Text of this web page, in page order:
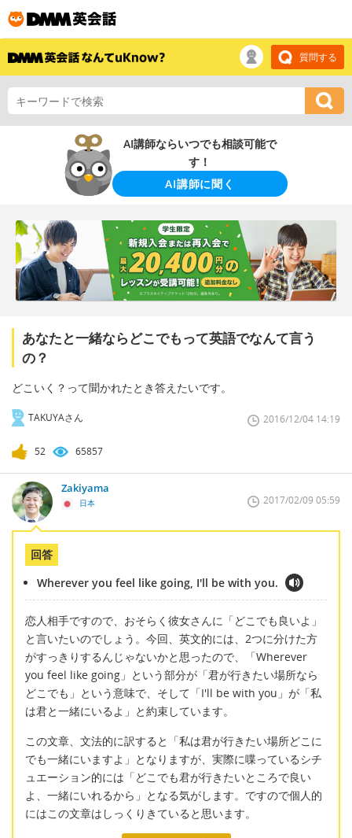
質問する
AI講師ならいつでも相談可能で
す！
AI講師に聞く
あなたと一緒ならどこでもって英語でなんて言う
の？
どこいく？って聞かれたとき答えたいです。
TAKUYAさん 2016/12/04 14:19
52 65857
Zakiyama
日本 2017/02/09 05:59
回答
Wherever you feel like going, I'll be with you.
恋人相手ですので、おそらく彼女さんに「どこでも良いよ」
と言いたいのでしょう。今回、英文的には、2つに分けた方
がすっきりするんじゃないかと思ったので、「Wherever
you feel like going」という部分が「君が行きたい場所なら
どこでも」という意味で、そして「I'll be with you」が「私
は君と一緒にいるよ」と約束しています。
この文章、文法的に訳すると「私は君が行きたい場所どこに
でも一緒にいますよ」となりますが、実際に喋っているシチ
ュエーション的には「どこでも君が行きたいところで良い
よ、一緒にいれるから」となる気がします。ですので個人的
にはこの文章はしっくりきていると思います。